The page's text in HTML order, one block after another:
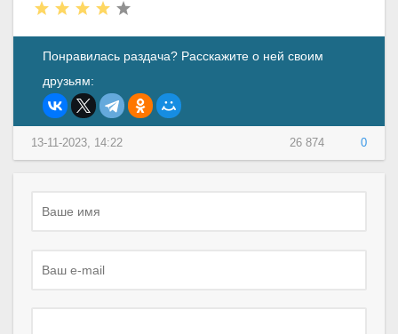
Понравилась раздача? Расскажите о ней своим
друзьям:
26 874 0
13-11-2023, 14:22